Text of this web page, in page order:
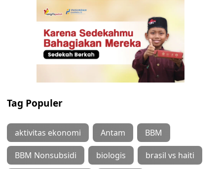
Tag Populer
aktivitas ekonomi Antam BBM
BBM Nonsubsidi biologis brasil vs haiti